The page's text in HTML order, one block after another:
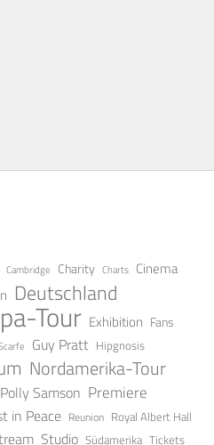
Cambridge Charity Charts Cinema
Deutschland
Tour Exhibition Fans
Guy Pratt Hipgnosis
Nordamerika-Tour
Polly Samson Premiere
in Peace Reunion Royal Albert Hall
Studio Südamerika Tickets